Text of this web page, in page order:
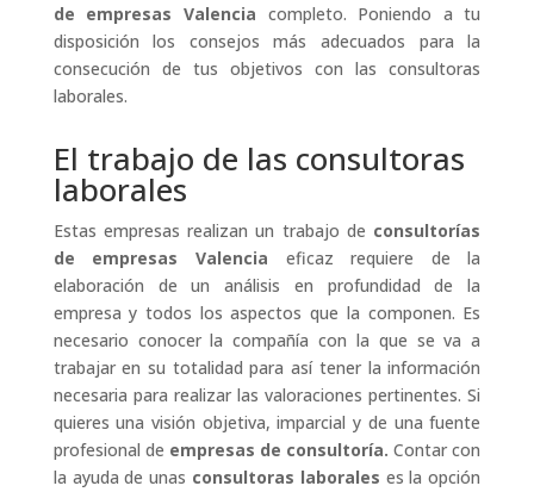
de empresas Valencia completo. Poniendo a tu
disposición los consejos más adecuados para la
consecución de tus objetivos con las consultoras
laborales.
El trabajo de las consultoras
laborales
Estas empresas realizan un trabajo de consultorías
de empresas Valencia eficaz requiere de la
elaboración de un análisis en profundidad de la
empresa y todos los aspectos que la componen. Es
necesario conocer la compañía con la que se va a
trabajar en su totalidad para así tener la información
necesaria para realizar las valoraciones pertinentes. Si
quieres una visión objetiva, imparcial y de una fuente
profesional de empresas de consultoría. Contar con
la ayuda de unas consultoras laborales es la opción